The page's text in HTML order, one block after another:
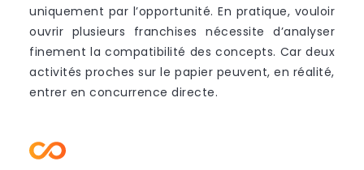
uniquement par l’opportunité. En pratique, vouloir
ouvrir plusieurs franchises nécessite d’analyser
finement la compatibilité des concepts. Car deux
activités proches sur le papier peuvent, en réalité,
entrer en concurrence directe.